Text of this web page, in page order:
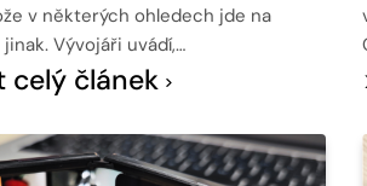
v některých ohledech jde na
Vývojáři uvádí,…
celý článek